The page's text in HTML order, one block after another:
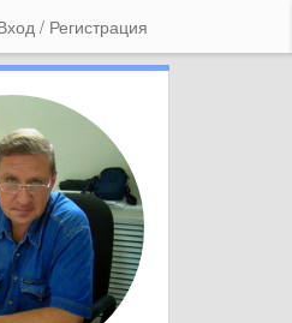
/ Регистрация